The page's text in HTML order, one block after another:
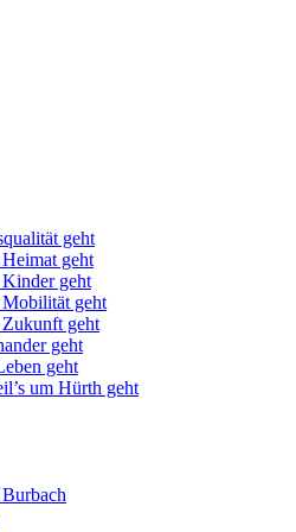
geht
Heimat geht
Kinder geht
Mobilität geht
Zukunft geht
geht
geht
um Hürth geht